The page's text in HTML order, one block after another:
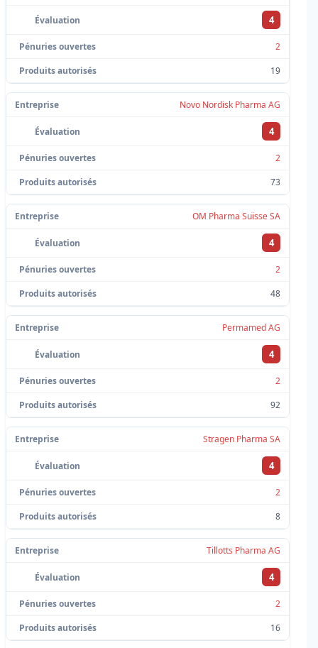
4
2
19
Novo Nordisk Pharma AG
4
2
73
OM Pharma Suisse SA
4
2
48
Permamed AG
4
2
92
Stragen Pharma SA
4
2
8
Tillotts Pharma AG
4
2
16